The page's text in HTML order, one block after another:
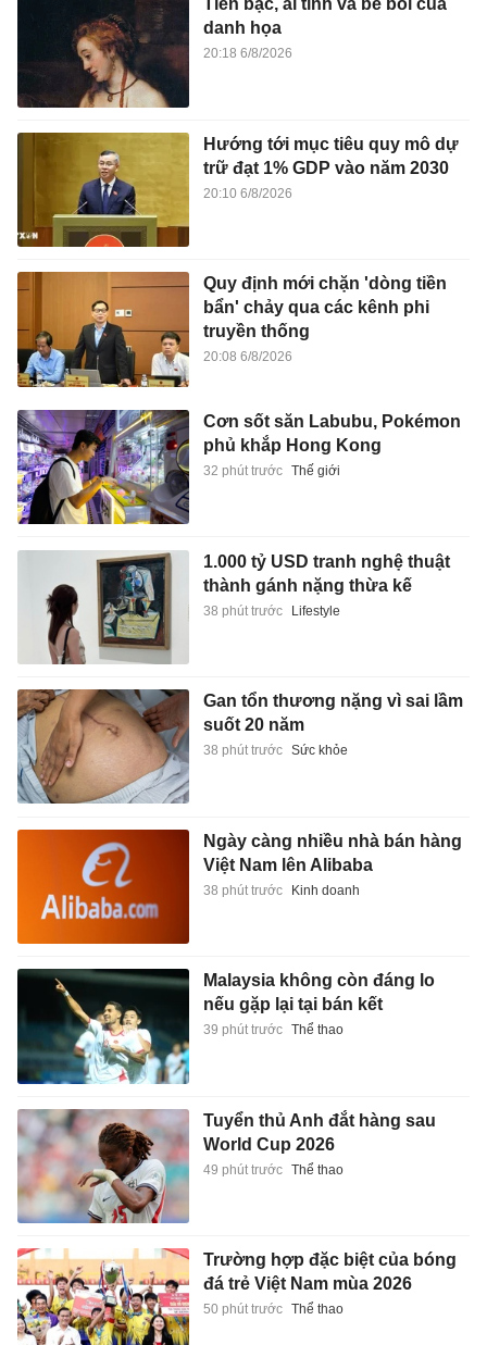
Tiền bạc, ái tình và bê bối của
danh họa
20:18 6/8/2026
Hướng tới mục tiêu quy mô dự
trữ đạt 1% GDP vào năm 2030
20:10 6/8/2026
Quy định mới chặn 'dòng tiền
bẩn' chảy qua các kênh phi
truyền thống
20:08 6/8/2026
Cơn sốt săn Labubu, Pokémon
phủ khắp Hong Kong
32 phút trước Thế giới
1.000 tỷ USD tranh nghệ thuật
thành gánh nặng thừa kế
38 phút trước Lifestyle
Gan tổn thương nặng vì sai lầm
suốt 20 năm
38 phút trước Sức khỏe
Ngày càng nhiều nhà bán hàng
Việt Nam lên Alibaba
38 phút trước Kinh doanh
Malaysia không còn đáng lo
nếu gặp lại tại bán kết
39 phút trước Thể thao
Tuyển thủ Anh đắt hàng sau
World Cup 2026
49 phút trước Thể thao
Trường hợp đặc biệt của bóng
đá trẻ Việt Nam mùa 2026
50 phút trước Thể thao